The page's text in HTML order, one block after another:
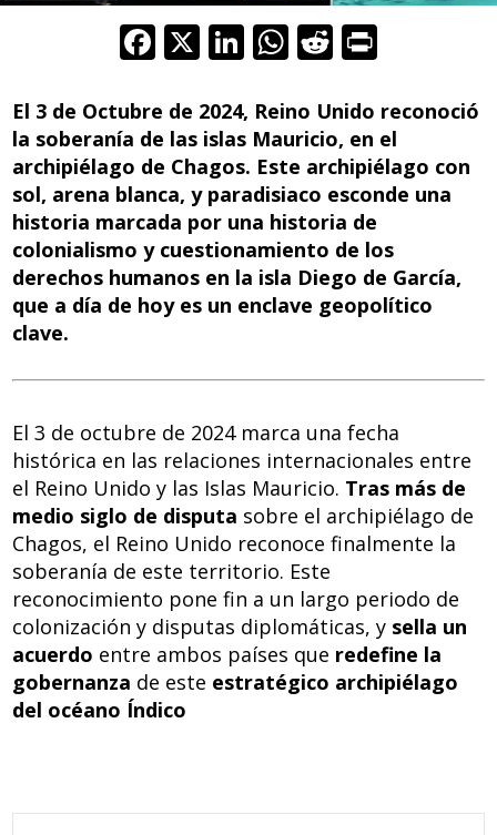
F
e
b
o
o
k
X Li
k
e
dI
n
W
at
s
A
p
p
R
d
di
t
t
El 3 de Octubre de 2024, Reino Unido reconoció
la soberanía de las islas Mauricio, en el
archipiélago de Chagos. Este archipiélago con
sol, arena blanca, y paradisiaco esconde una
historia marcada por una historia de
colonialismo y cuestionamiento de los
derechos humanos en la isla Diego de García,
que a día de hoy es un enclave geopolítico
clave.
El 3 de octubre de 2024 marca una fecha
histórica en las relaciones internacionales entre
el Reino Unido y las Islas Mauricio. Tras más de
medio siglo de disputa sobre el archipiélago de
Chagos, el Reino Unido reconoce finalmente la
soberanía de este territorio. Este
reconocimiento pone fin a un largo periodo de
colonización y disputas diplomáticas, y sella un
acuerdo entre ambos países que redefine la
gobernanza de este estratégico archipiélago
del océano Índico